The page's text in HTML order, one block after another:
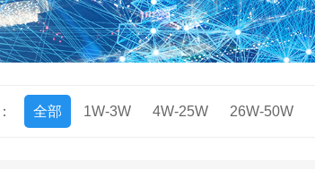
全部 1W-3W 4W-25W 26W-50W